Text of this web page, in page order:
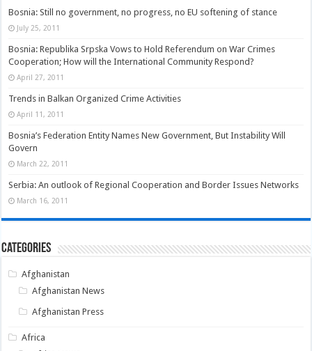
Bosnia: Still no government, no progress, no EU softening of stance
July 25, 2011
Bosnia: Republika Srpska Vows to Hold Referendum on War Crimes
Cooperation; How will the International Community Respond?
April 27, 2011
Trends in Balkan Organized Crime Activities
April 11, 2011
Bosnia’s Federation Entity Names New Government, But Instability Will
Govern
March 22, 2011
Serbia: An outlook of Regional Cooperation and Border Issues Networks
March 16, 2011
Categories
Afghanistan
Afghanistan News
Afghanistan Press
Africa